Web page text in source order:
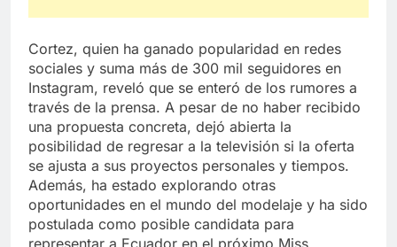
Cortez, quien ha ganado popularidad en redes
sociales y suma más de 300 mil seguidores en
Instagram, reveló que se enteró de los rumores a
través de la prensa. A pesar de no haber recibido
una propuesta concreta, dejó abierta la
posibilidad de regresar a la televisión si la oferta
se ajusta a sus proyectos personales y tiempos.
Además, ha estado explorando otras
oportunidades en el mundo del modelaje y ha sido
postulada como posible candidata para
representar a Ecuador en el próximo Miss